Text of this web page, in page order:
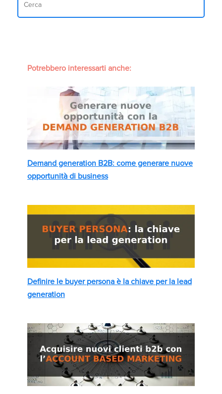
Potrebbero interessarti anche:
Demand generation B2B: come generare nuove
opportunità di business
Definire le buyer persona è la chiave per la lead
generation